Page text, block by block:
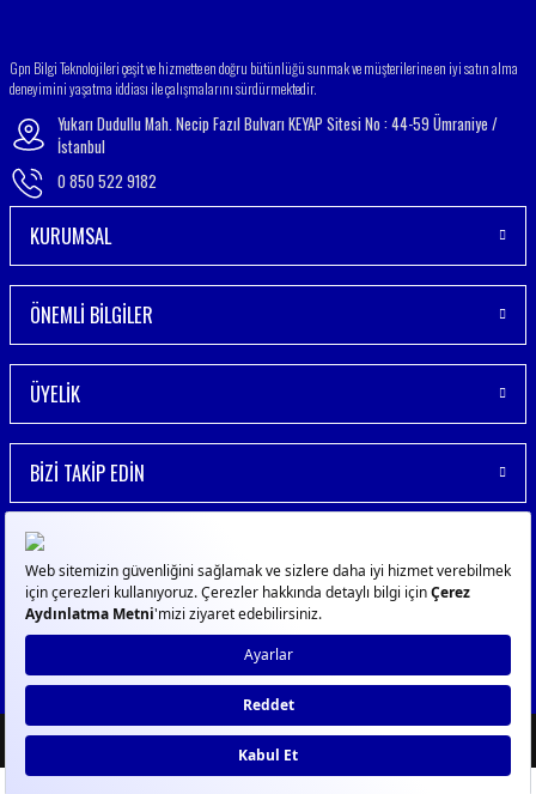
Gpn Bilgi Teknolojileri çeşit ve hizmette en doğru bütünlüğü sunmak ve müşterilerine en iyi satın alma
deneyimini yaşatma iddiası ile çalışmalarını sürdürmektedir.
Yukarı Dudullu Mah. Necip Fazıl Bulvarı KEYAP Sitesi No : 44-59 Ümraniye /
İstanbul
0 850 522 9182
KURUMSAL
ÖNEMLİ BİLGİLER
ÜYELİK
BİZİ TAKİP EDİN
© 2023GPN- Tüm Hakları Saklıdır